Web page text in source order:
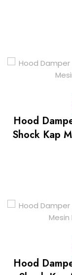
Hood
Shock Kap
Hood